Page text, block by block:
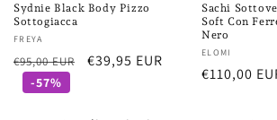
Sydnie Black Body Pizzo
Sottogiacca
Fornitore:
FREYA
Prezzo
€95,00 EUR
Prezzo
€39,95 EUR
-57%
Sachi
Soft Con
Nero
Fornitore:
ELOMI
Prezzo
€110,00